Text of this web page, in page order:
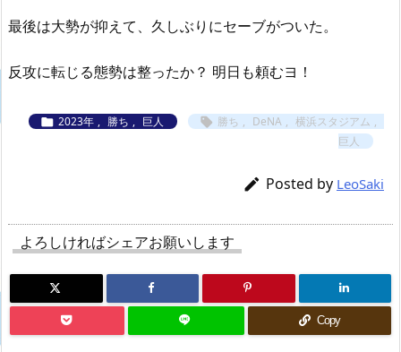
最後は大勢が抑えて、久しぶりにセーブがついた。
反攻に転じる態勢は整ったか？ 明日も頼むヨ！
 2023年 , 勝ち , 巨人  勝ち , DeNA , 横浜スタジアム ,
巨人
 Posted by LeoSaki
よろしければシェアお願いします
Copy